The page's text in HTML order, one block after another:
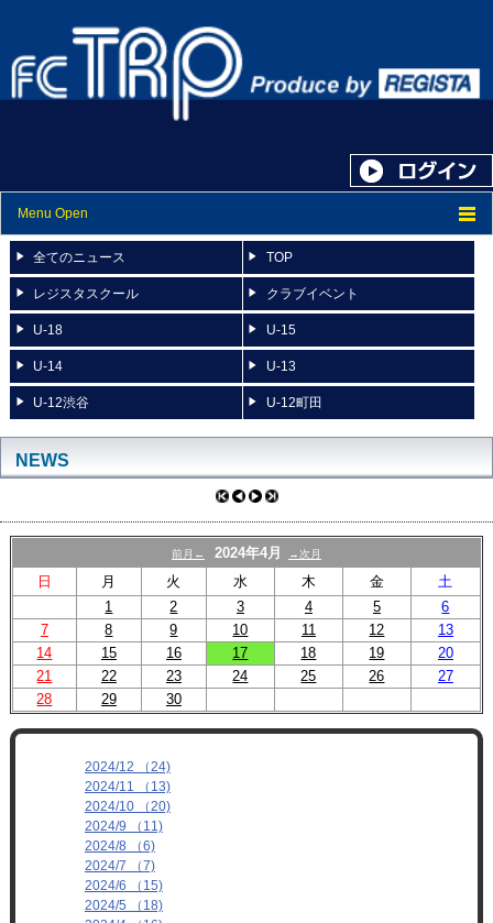
Menu Open
トップ
ニュース
スケジュール
スタッフ紹介
プロフィール
リンク
全てのニュース TOP
レジスタスクール クラブイベント
U-18 U-15
U-14 U-13
U-12渋谷 U-12町田
NEWS
前月← 2024年4月 →次月
日 月 火 水 木 金
土
1
2 3 4 5
6
7
8 9 10 11 12
13
14
15 16 17 18 19
20
21
22 23 24 25 26
27
28
29 30
2024/12 （24)
2024/11 （13)
2024/10 （20)
2024/9 （11)
2024/8 （6)
2024/7 （7)
2024/6 （15)
2024/5 （18)